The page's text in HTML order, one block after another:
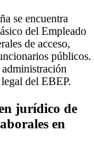
se encuentra
del Empleado
de acceso,
públicos.
del EBEP.
jurídico de
en